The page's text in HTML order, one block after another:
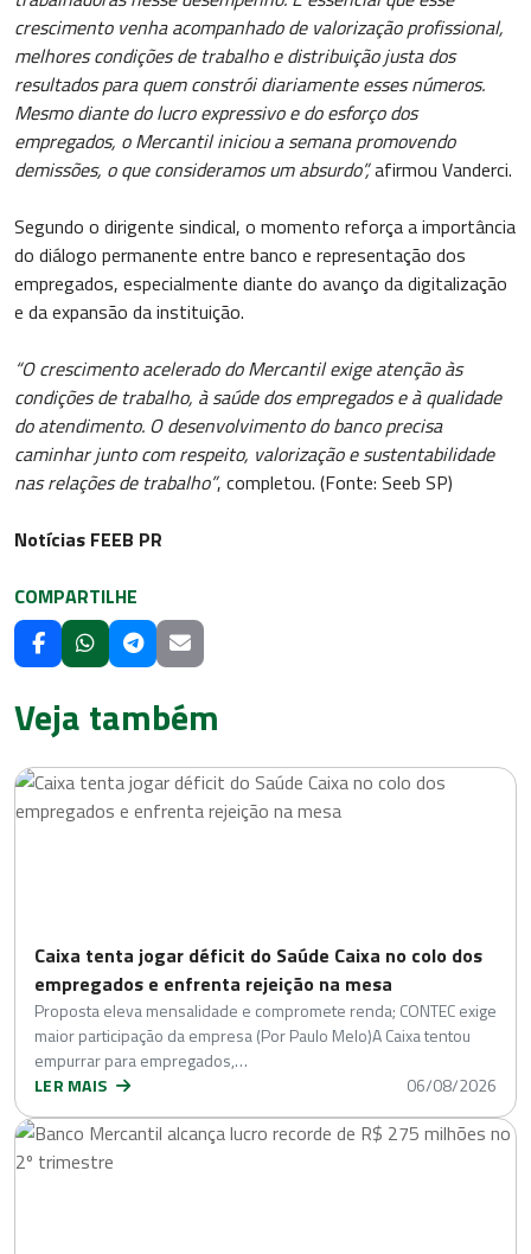
crescimento venha acompanhado de valorização profissional,
melhores condições de trabalho e distribuição justa dos
resultados para quem constrói diariamente esses números.
Mesmo diante do lucro expressivo e do esforço dos
empregados, o Mercantil iniciou a semana promovendo
demissões, o que consideramos um absurdo”,afirmou Vanderci.
Segundo o dirigente sindical, o momento reforça a importância
do diálogo permanente entre banco e representação dos
empregados, especialmente diante do avanço da digitalização
e da expansão da instituição.
“O crescimento acelerado do Mercantil exige atenção às
condições de trabalho, à saúde dos empregados e à qualidade
do atendimento. O desenvolvimento do banco precisa
caminhar junto com respeito, valorização e sustentabilidade
nas relações de trabalho”, completou. (Fonte: Seeb SP)
Notícias FEEB PR
COMPARTILHE
Veja também
Caixa tenta jogar déficit do Saúde Caixa no colo dos
empregados e enfrenta rejeição na mesa
Proposta eleva mensalidade e compromete renda; CONTEC exige
maior participação da empresa (Por Paulo Melo)A Caixa tentou
empurrar para empregados,…
LER MAIS
06/08/2026